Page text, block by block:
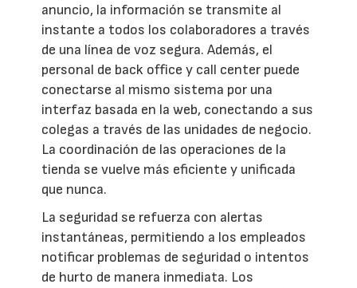
anuncio, la información se transmite al
instante a todos los colaboradores a través
de una línea de voz segura. Además, el
personal de back office y call center puede
conectarse al mismo sistema por una
interfaz basada en la web, conectando a sus
colegas a través de las unidades de negocio.
La coordinación de las operaciones de la
tienda se vuelve más eficiente y unificada
que nunca.
La seguridad se refuerza con alertas
instantáneas, permitiendo a los empleados
notificar problemas de seguridad o intentos
de hurto de manera inmediata. Los